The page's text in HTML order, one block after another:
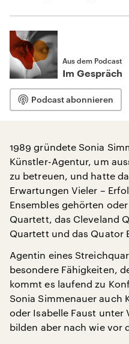
Aus dem Podcast
Im Gespräch
Podcast abonnieren
1989 gründete Sonia
Künstler-Agentur, um
zu betreuen, und hatte
Erwartungen Vieler –
Ensembles gehörten
Quartett, das Cleveland
Quartett und das Quator
Agentin eines
besondere Fähigkeiten,
kommt es laufend zu
Sonia Simmenauer auch
oder Isabelle Faust unter
bilden aber nach wie vor